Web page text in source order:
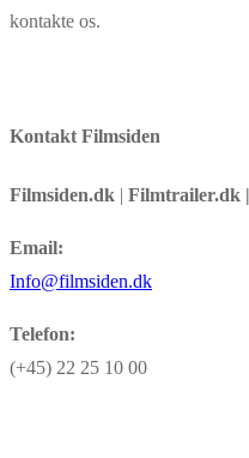
kontakte os.
Kontakt Filmsiden
Filmsiden.dk | Filmtrailer.dk
Email:
Info@filmsiden.dk
Telefon:
(+45) 22 25 10 00